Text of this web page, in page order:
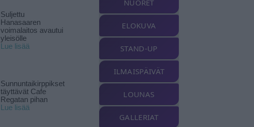
Suljettu
Hanasaaren
voimalaitos avautui
yleisölle
Lue lisää
Sunnuntaikirppikset
täyttävät Cafe
Regatan pihan
Lue lisää
NUORET
ELOKUVA
STAND-UP
ILMAISPÄIVÄT
LOUNAS
GALLERIAT